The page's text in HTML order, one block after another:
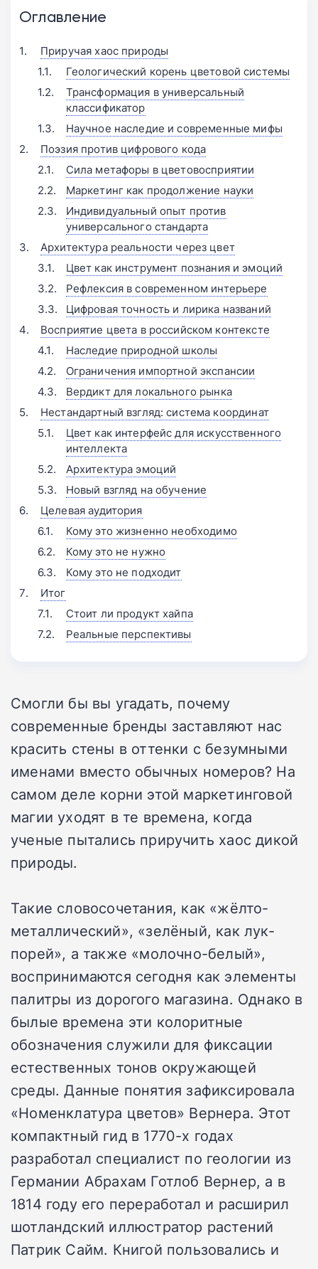
Оглавление
Приручая хаос природы
Геологический корень цветовой системы
Трансформация в универсальный
классификатор
Научное наследие и современные мифы
Поэзия против цифрового кода
Сила метафоры в цветовосприятии
Маркетинг как продолжение науки
Индивидуальный опыт против
универсального стандарта
Архитектура реальности через цвет
Цвет как инструмент познания и эмоций
Рефлексия в современном интерьере
Цифровая точность и лирика названий
Восприятие цвета в российском контексте
Наследие природной школы
Ограничения импортной экспансии
Вердикт для локального рынка
Нестандартный взгляд: система координат
Цвет как интерфейс для искусственного
интеллекта
Архитектура эмоций
Новый взгляд на обучение
Целевая аудитория
Кому это жизненно необходимо
Кому это не нужно
Кому это не подходит
Итог
Стоит ли продукт хайпа
Реальные перспективы
Смогли бы вы угадать, почему
современные бренды заставляют нас
красить стены в оттенки с безумными
именами вместо обычных номеров? На
самом деле корни этой маркетинговой
магии уходят в те времена, когда
ученые пытались приручить хаос дикой
природы.
Такие словосочетания, как «жёлто-
металлический», «зелёный, как лук-
порей», а также «молочно-белый»,
воспринимаются сегодня как элементы
палитры из дорогого магазина. Однако в
былые времена эти колоритные
обозначения служили для фиксации
естественных тонов окружающей
среды. Данные понятия зафиксировала
«Номенклатура цветов» Вернера. Этот
компактный гид в 1770-х годах
разработал специалист по геологии из
Германии Абрахам Готлоб Вернер, а в
1814 году его переработал и расширил
шотландский иллюстратор растений
Патрик Сайм. Книгой пользовались и